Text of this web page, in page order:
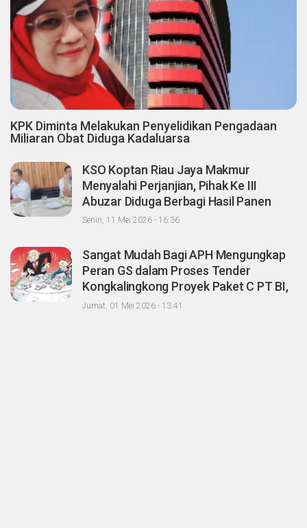
KPK Diminta Melakukan Penyelidikan Pengadaan
Miliaran Obat Diduga Kadaluarsa
KSO Koptan Riau Jaya Makmur
Menyalahi Perjanjian, Pihak Ke III
Abuzar Diduga Berbagi Hasil Panen
Sawit dengan Oknum Agrinas
Senin, 11 Mei 2026 - 16:36
Sangat Mudah Bagi APH Mengungkap
Peran GS dalam Proses Tender
Kongkalingkong Proyek Paket C PT BI,
CERI; Tinggal Niatnya Aja?
Jumat, 01 Mei 2026 - 13:41